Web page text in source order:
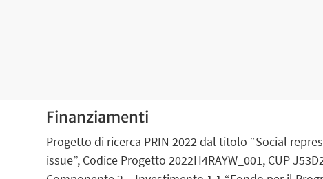
Finanziamenti
Progetto di ricerca PRIN 2022 dal titolo “Social
issue”, Codice Progetto 2022H4RAYW_001, CUP